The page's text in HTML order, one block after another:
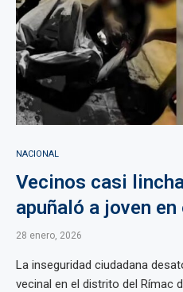
NACIONAL
Vecinos casi
apuñaló a joven en
28 enero, 2026
La inseguridad ciudadana
vecinal en el distrito del Rímac